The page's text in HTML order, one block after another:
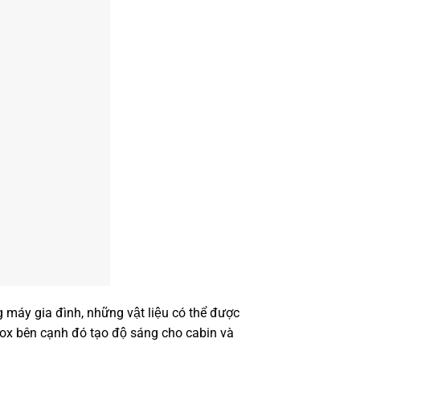
gia đình, những vật liệu có thể được
bên cạnh đó tạo độ sáng cho cabin và